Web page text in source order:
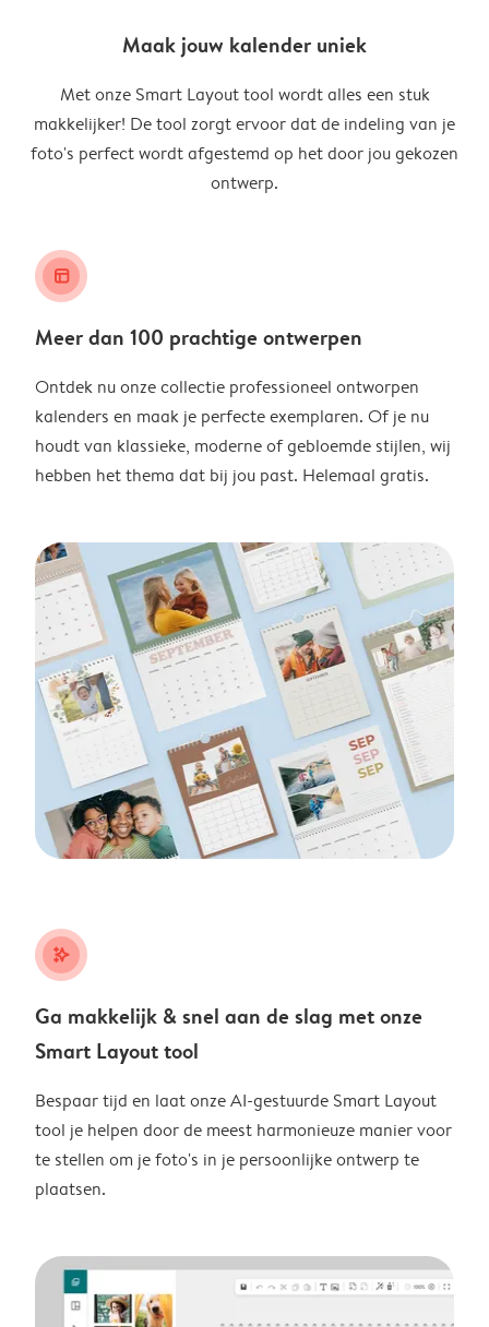
Maak jouw kalender uniek
Met onze Smart Layout tool wordt alles een stuk
makkelijker! De tool zorgt ervoor dat de indeling van je
foto's perfect wordt afgestemd op het door jou gekozen
ontwerp.
layout_alt
Meer dan 100 prachtige ontwerpen
Ontdek nu onze collectie professioneel ontworpen
kalenders en maak je perfecte exemplaren. Of je nu
houdt van klassieke, moderne of gebloemde stijlen, wij
hebben het thema dat bij jou past. Helemaal gratis.
stars_plus
Ga makkelijk & snel aan de slag met onze
Smart Layout tool
Bespaar tijd en laat onze AI-gestuurde Smart Layout
tool je helpen door de meest harmonieuze manier voor
te stellen om je foto's in je persoonlijke ontwerp te
plaatsen.